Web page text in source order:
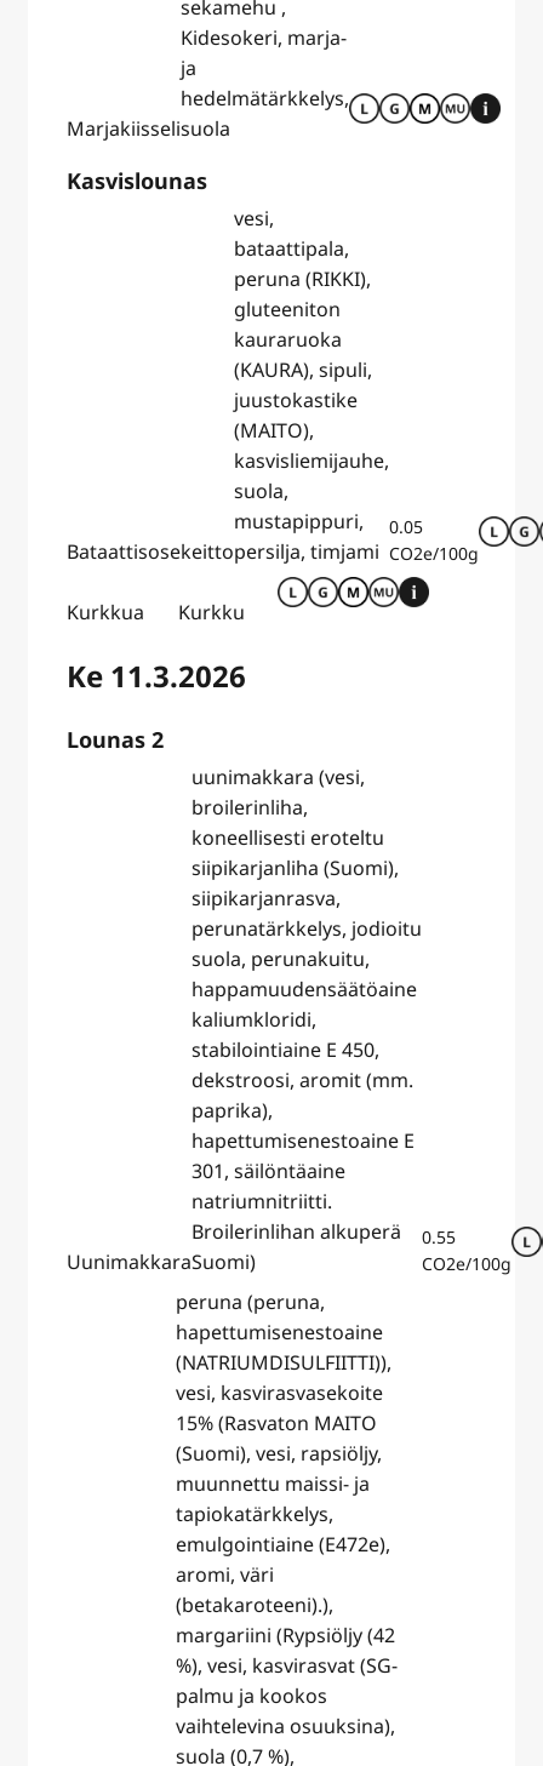
Marjakiisseli
sekamehu ,
Kidesokeri, marja-
ja
hedelmätärkkelys,
suola
Kasvislounas
Bataattisosekeitto
vesi,
bataattipala,
peruna (RIKKI),
gluteeniton
kauraruoka
(KAURA), sipuli,
juustokastike
(MAITO),
kasvisliemijauhe,
suola,
mustapippuri,
persilja, timjami
0.05
CO2e/100g
Kurkkua Kurkku
Ke 11.3.2026
Lounas 2
Uunimakkara
uunimakkara (vesi,
broilerinliha,
koneellisesti eroteltu
siipikarjanliha (Suomi),
siipikarjanrasva,
perunatärkkelys, jodioitu
suola, perunakuitu,
happamuudensäätöaine
kaliumkloridi,
stabilointiaine E 450,
dekstroosi, aromit (mm.
paprika),
hapettumisenestoaine E
301, säilöntäaine
natriumnitriitti.
Broilerinlihan alkuperä
Suomi)
0.55
CO2e/100g
peruna (peruna,
hapettumisenestoaine
( NATRIUMDISULFIITTI)),
vesi, kasvirasvasekoite
15% (Rasvaton MAITO
(Suomi), vesi, rapsiöljy,
muunnettu maissi- ja
tapiokatärkkelys,
emulgointiaine (E472e),
aromi, väri
(betakaroteeni).),
margariini (Rypsiöljy (42
%), vesi, kasvirasvat (SG-
palmu ja kookos
vaihtelevina osuuksina),
suola (0,7 %),